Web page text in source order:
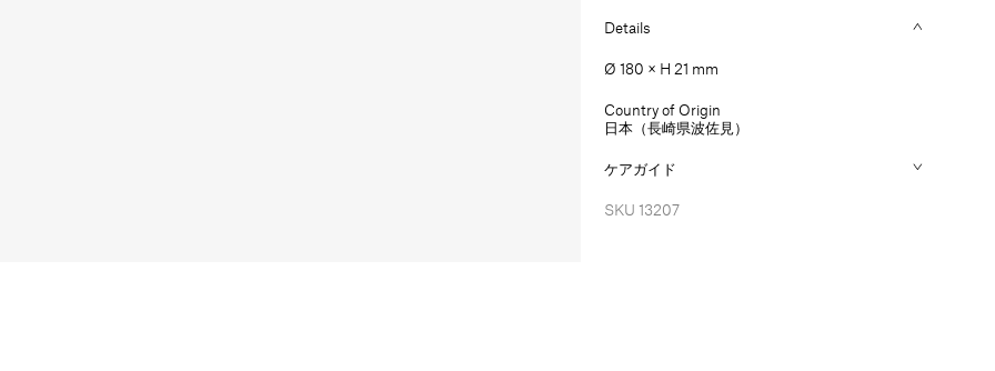
Details
Ø 180 × H 21 mm
Country of Origin
日本（長崎県波佐見）
ケアガイド
SKU13207